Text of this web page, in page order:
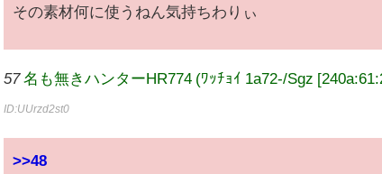
その素材何に使うねん気持ちわりぃ
57 名も無きハンターHR774 (ﾜｯﾁｮｲ 1a72-/Sgz
ID:UUrzd2st0
>>48